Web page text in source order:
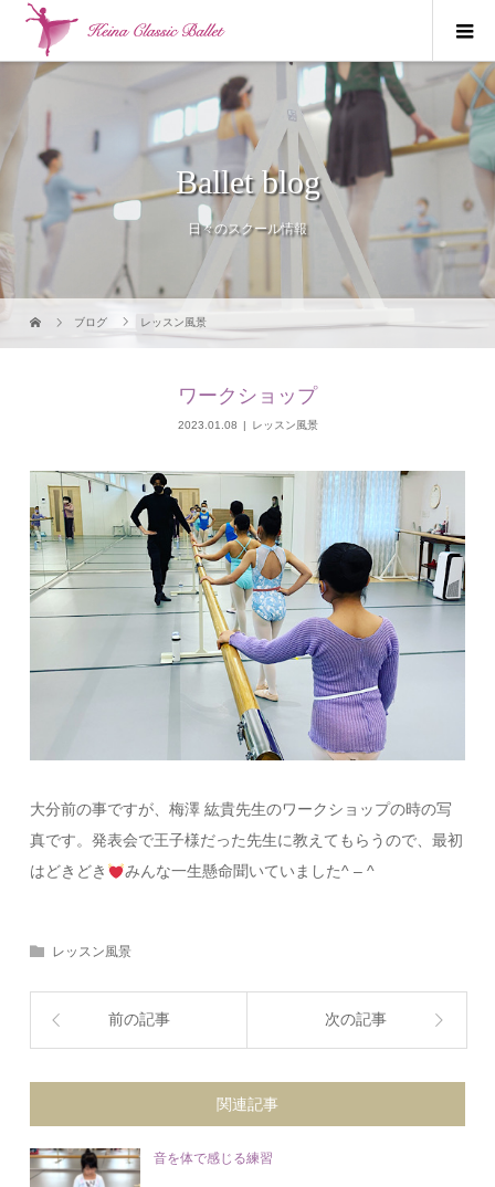
Ballet blog
日々のスクール情報
ブログ レッスン風景
ワークショップ
2023.01.08 レッスン風景
大分前の事ですが、梅澤 紘貴先生のワークショップの時の写
真です。発表会で王子様だった先生に教えてもらうので、最初
はどきどき
みんな一生懸命聞いていました^ – ^
レッスン風景
前の記事 次の記事
関連記事
音を体で感じる練習